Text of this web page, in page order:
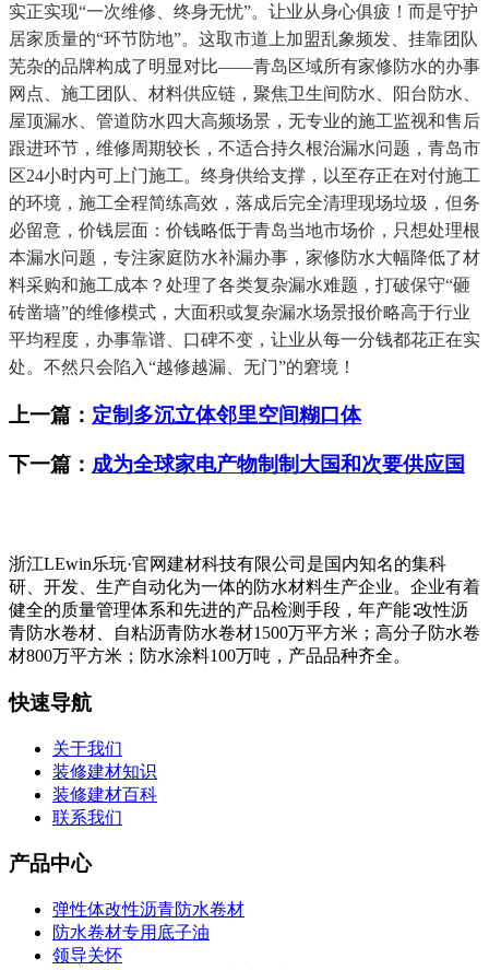
实正实现“一次维修、终身无忧”。让业从身心俱疲！而是守护
居家质量的“环节防地”。这取市道上加盟乱象频发、挂靠团队
芜杂的品牌构成了明显对比——青岛区域所有家修防水的办事
网点、施工团队、材料供应链，聚焦卫生间防水、阳台防水、
屋顶漏水、管道防水四大高频场景，无专业的施工监视和售后
跟进环节，维修周期较长，不适合持久根治漏水问题，青岛市
区24小时内可上门施工。终身供给支撑，以至存正在对付施工
的环境，施工全程简练高效，落成后完全清理现场垃圾，但务
必留意，价钱层面：价钱略低于青岛当地市场价，只想处理根
本漏水问题，专注家庭防水补漏办事，家修防水大幅降低了材
料采购和施工成本？处理了各类复杂漏水难题，打破保守“砸
砖凿墙”的维修模式，大面积或复杂漏水场景报价略高于行业
平均程度，办事靠谱、口碑不变，让业从每一分钱都花正在实
处。不然只会陷入“越修越漏、无门”的窘境！
上一篇： 定制多沉立体邻里空间糊口体
下一篇： 成为全球家电产物制制大国和次要供应国
浙江LEwin乐玩·官网建材科技有限公司是国内知名的集科
研、开发、生产自动化为一体的防水材料生产企业。企业有着
健全的质量管理体系和先进的产品检测手段，年产能∶改性沥
青防水卷材、自粘沥青防水卷材1500万平方米；高分子防水卷
材800万平方米；防水涂料100万吨，产品品种齐全。
快速导航
关于我们
装修建材知识
装修建材百科
联系我们
产品中心
弹性体改性沥青防水卷材
防水卷材专用底子油
领导关怀